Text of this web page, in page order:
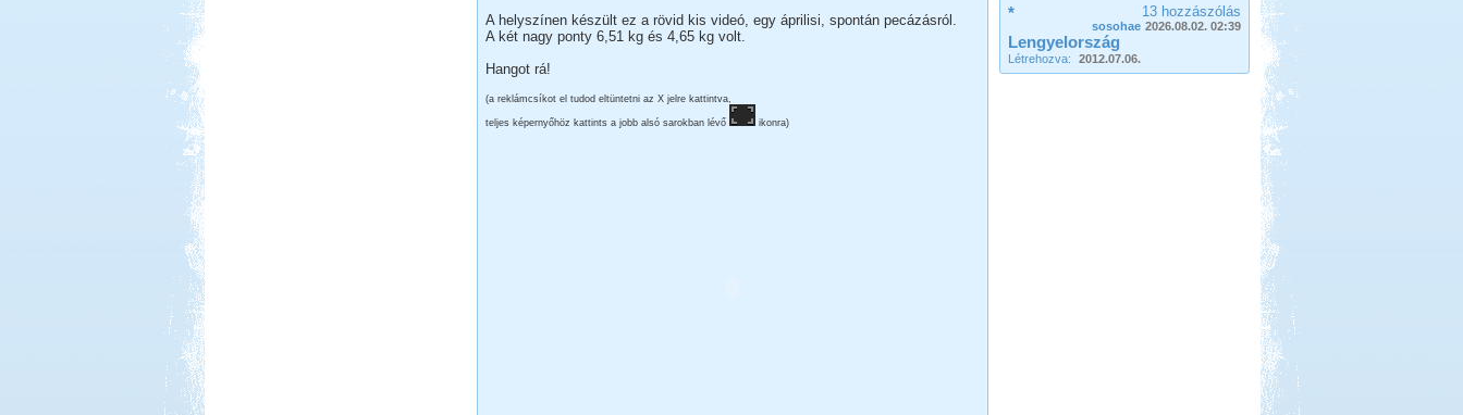
A helyszínen készült ez a rövid kis videó, egy áprilisi, spontán pecázásról.
A két nagy ponty 6,51 kg és 4,65 kg volt.
Hangot rá!
(a reklámcsíkot el tudod eltüntetni az X jelre kattintva,
teljes képernyőhöz kattints a jobb alsó sarokban lévő ikonra)
Karollda
Gyors, de tartalmas út volt...
Dél-Tirol útibeszámoló
13 hozzászólás
sosohae 2026.08.02. 02:39
*
Lengyelország
Létrehozva: 2012.07.06.